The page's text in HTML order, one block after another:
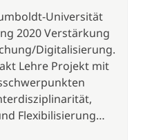
Universität
2020 Verstärkung
Digitalisierung.
Lehre Projekt mit
Flexibilisierung…